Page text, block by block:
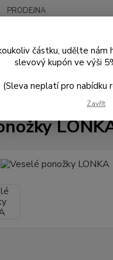
PRODEJNA
částku, udělte nám
slevový kupón ve výši
(Sleva neplatí pro nabídku
Zavřít